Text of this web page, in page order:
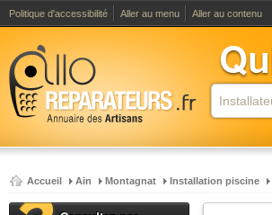
Politique d'accessibilité Aller au menu Aller au contenu
Accueil Ain Montagnat Installation piscine